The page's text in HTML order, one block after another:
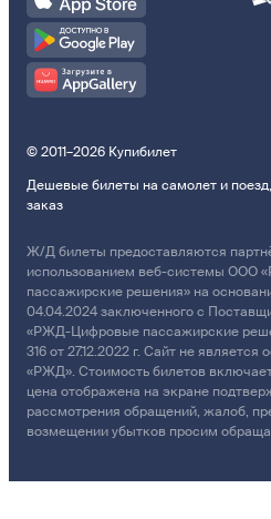
© 2011–2026 Купибилет
Дешевые билеты на самолет и
заказ
Ж/Д билеты предоставляются
использованием веб-системы ООО
пассажирские решения» на
04.04.2024 заключенного с
«РЖД-Цифровые пассажирские
316 от 27.12.2022 г. Сайт не
«РЖД». Стоимость билетов
цена отображена на экране
рассмотрения обращений, жалоб,
возмещении убытков просим